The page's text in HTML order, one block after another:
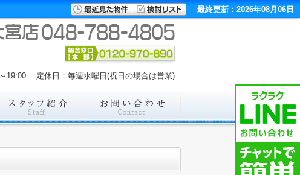
最終更新：2026年08月06日
19:00 定休日：毎週水曜日(祝日の場合は営業)